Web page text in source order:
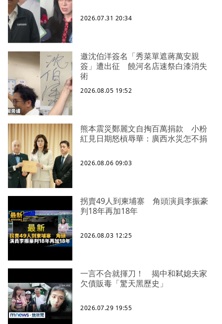
2026.07.31 20:34
邀沈伯洋簽名「秀菜單遮蔣萬安親
簽」遭出征 饒河名店速祭白漆消失
術
2026.08.05 19:52
熊本震災鄭麗文自掏百萬捐款 小粉
紅見日期怒槓辱華：廣西水災怎不捐
2026.08.06 09:03
拐賣49人到柬埔寨 角頭演員李振豪
判18年再加18年
2026.08.03 12:25
一言不合就揮刀！ 揭中和弒媳夫家
欠債販毒「驚天黑歷史」
2026.07.29 19:55